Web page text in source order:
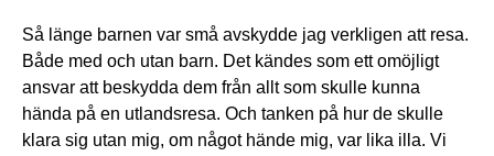
Så länge barnen var små avskydde jag verkligen att resa.
Både med och utan barn. Det kändes som ett omöjligt
ansvar att beskydda dem från allt som skulle kunna
hända på en utlandsresa. Och tanken på hur de skulle
klara sig utan mig, om något hände mig, var lika illa. Vi